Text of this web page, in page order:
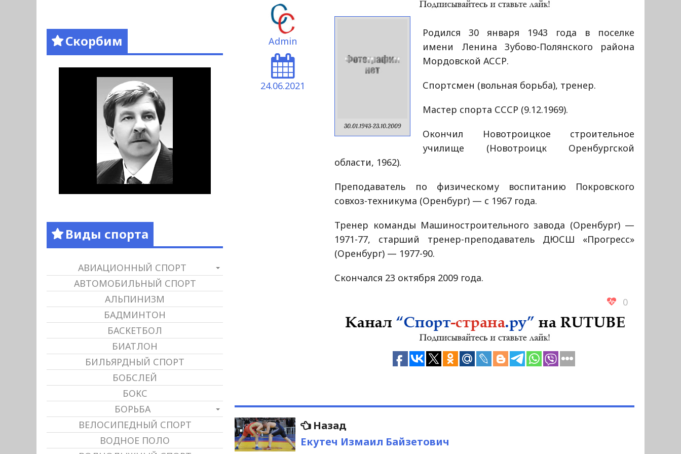
Admin
24.06.2021
30.01.1943-23.10.2009
Родился 30 января 1943 года в поселке
имени Ленина Зубово-Полянского района
Мордовской АССР.
Спортсмен (вольная борьба), тренер.
Мастер спорта СССР (9.12.1969).
Окончил Новотроицкое строительное
училище (Новотроицк Оренбургской
области, 1962).
Преподаватель по физическому воспитанию Покровского
совхоз-техникума (Оренбург) — с 1967 года.
Тренер команды Машиностроительного завода (Оренбург) —
1971-77, старший тренер-преподаватель ДЮСШ «Прогресс»
(Оренбург) — 1977-90.
Скончался 23 октября 2009 года.
0
Навигация
по
Назад
запись:
Екутеч Измаил Байзетович
Скорбим
Виды спорта
АВИАЦИОННЫЙ СПОРТ
АВТОМОБИЛЬНЫЙ СПОРТ
АЛЬПИНИЗМ
БАДМИНТОН
БАСКЕТБОЛ
БИАТЛОН
БИЛЬЯРДНЫЙ СПОРТ
БОБСЛЕЙ
БОКС
БОРЬБА
ВЕЛОСИПЕДНЫЙ СПОРТ
ВОДНОЕ ПОЛО